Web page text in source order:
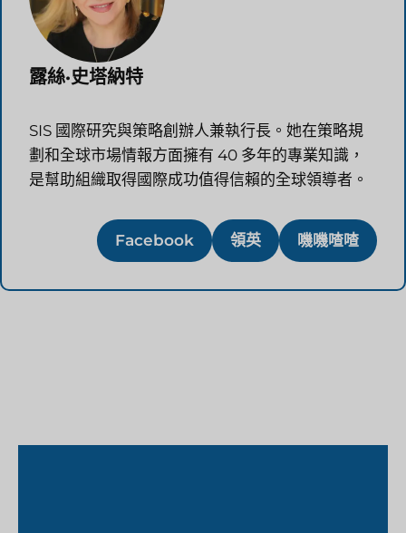
露絲·史塔納特
SIS 國際研究與策略創辦人兼執行長。她在策略規
劃和全球市場情報方面擁有 40 多年的專業知識，
是幫助組織取得國際成功值得信賴的全球領導者。
Facebook 領英 嘰嘰喳喳